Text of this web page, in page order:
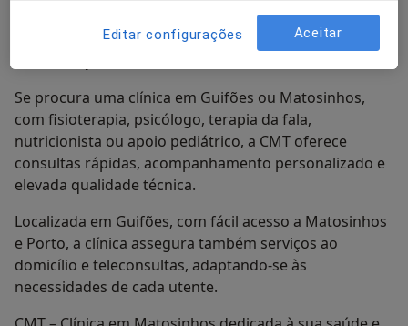
Medicina Interna e Podologia, garantindo uma
resposta completa nas áreas da prevenção, avaliação
Se procura uma clínica em Guifões ou Matosinhos,
com fisioterapia, psicólogo, terapia da fala,
nutricionista ou apoio pediátrico, a CMT oferece
consultas rápidas, acompanhamento personalizado e
elevada qualidade técnica.
Localizada em Guifões, com fácil acesso a Matosinhos
e Porto, a clínica assegura também serviços ao
domicílio e teleconsultas, adaptando-se às
necessidades de cada utente.
Editar configurações Aceitar